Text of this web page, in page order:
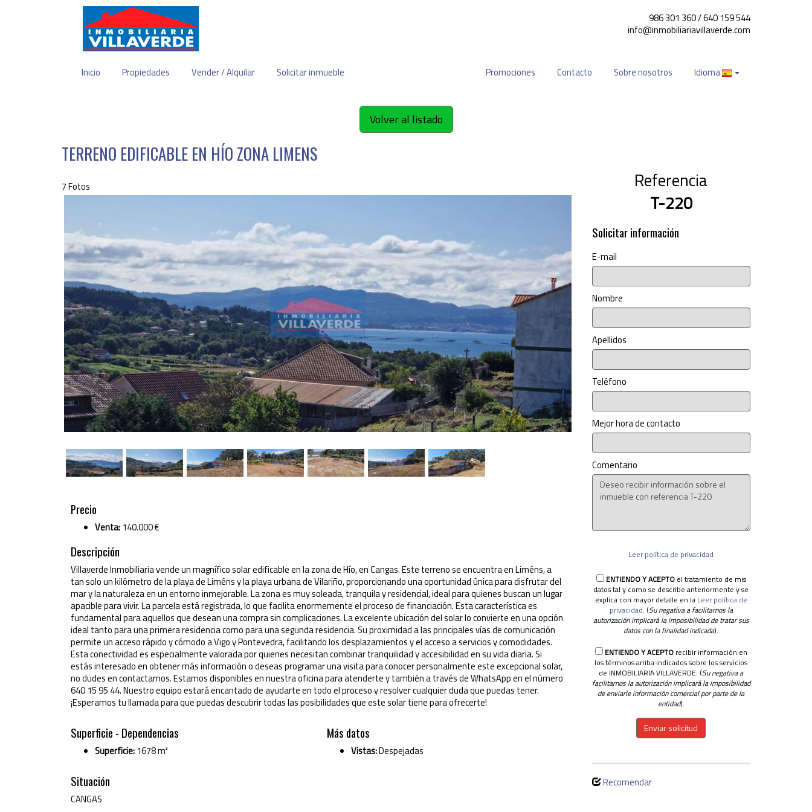
986 301 360 / 640 159 544
info@inmobiliariavillaverde.com
Inicio Propiedades Vender / Alquilar Solicitar inmueble Promociones Contacto Sobre nosotros Idioma
Volver al listado
TERRENO EDIFICABLE EN HÍO ZONA LIMENS
7 Fotos
Precio
Venta: 140.000 €
Descripción
Villaverde Inmobiliaria vende un magnífico solar edificable en la zona de Hío, en Cangas. Este terreno se encuentra en Liméns, a
tan solo un kilómetro de la playa de Liméns y la playa urbana de Vilariño, proporcionando una oportunidad única para disfrutar del
mar y la naturaleza en un entorno inmejorable. La zona es muy soleada, tranquila y residencial, ideal para quienes buscan un lugar
apacible para vivir. La parcela está registrada, lo que facilita enormemente el proceso de financiación. Esta característica es
fundamental para aquellos que desean una compra sin complicaciones. La excelente ubicación del solar lo convierte en una opción
ideal tanto para una primera residencia como para una segunda residencia. Su proximidad a las principales vías de comunicación
permite un acceso rápido y cómodo a Vigo y Pontevedra, facilitando los desplazamientos y el acceso a servicios y comodidades.
Esta conectividad es especialmente valorada por quienes necesitan combinar tranquilidad y accesibilidad en su vida diaria. Si
estás interesado en obtener más información o deseas programar una visita para conocer personalmente este excepcional solar,
no dudes en contactarnos. Estamos disponibles en nuestra oficina para atenderte y también a través de WhatsApp en el número
640 15 95 44. Nuestro equipo estará encantado de ayudarte en todo el proceso y resolver cualquier duda que puedas tener.
¡Esperamos tu llamada para que puedas descubrir todas las posibilidades que este solar tiene para ofrecerte!
Superficie - Dependencias
Superficie: 1678 m²
Más datos
Vistas:Despejadas
Situación
CANGAS
Referencia
T-220
Solicitar información
E-mail
Nombre
Apellidos
Teléfono
Mejor hora de contacto
Comentario
Leer política de privacidad
ENTIENDO Y ACEPTOel tratamiento de mis
datos tal y como se describe anteriormente y se
explica con mayor detalle en la Leer política de
privacidad. (Su negativa a facilitarnos la
autorización implicará la imposibilidad de tratar sus
datos con la finalidad indicada).
ENTIENDO Y ACEPTOrecibir información en
los términos arriba indicados sobre los servicios
de INMOBILIARIA VILLAVERDE. (Su negativa a
facilitarnos la autorización implicará la imposibilidad
de enviarle información comercial por parte de la
entidad).
Enviar solicitud
Recomendar